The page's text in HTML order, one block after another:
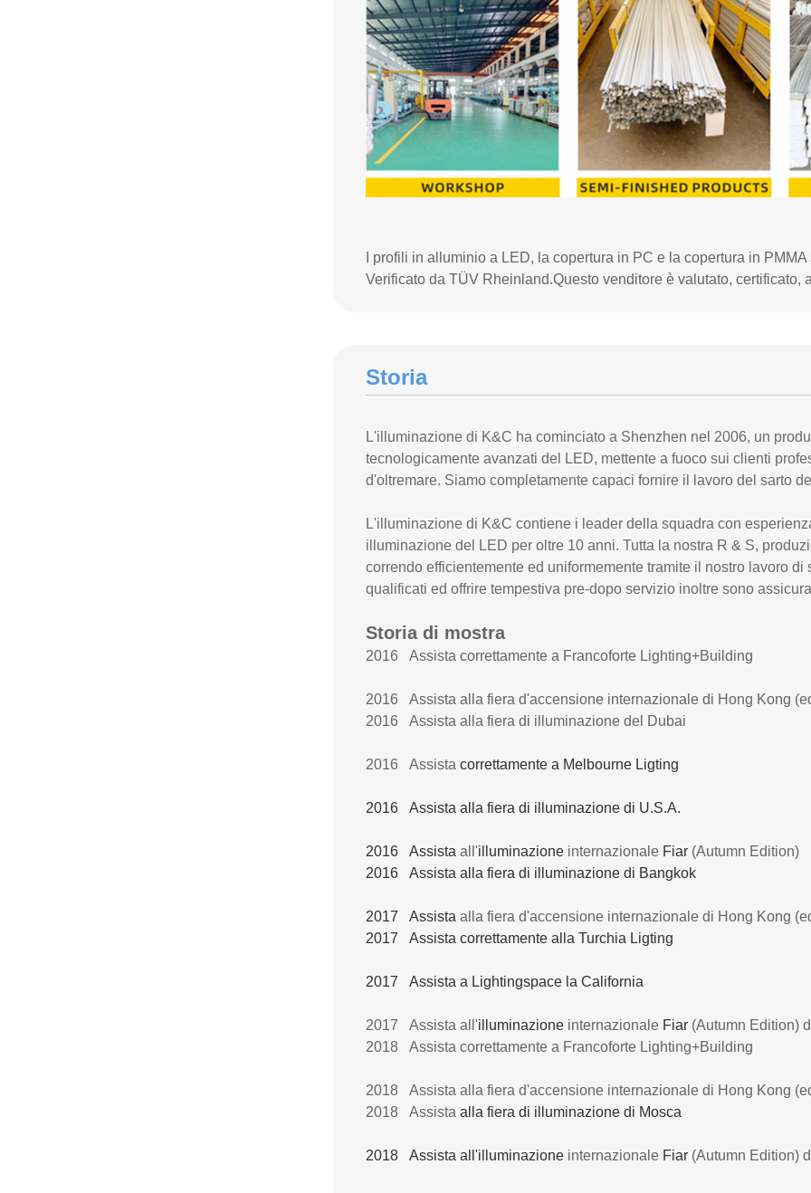
I profili in alluminio a LED, la copertura in PC e la copertura in
Verificato da TÜV Rheinland.Questo venditore è valutato,
Storia
L'illuminazione di K&C ha cominciato a Shenzhen nel 2006, un
tecnologicamente avanzati del LED, mettente a fuoco sui clienti
d'oltremare. Siamo completamente capaci fornire il lavoro del sarto
L'illuminazione di K&C contiene i leader della squadra con
illuminazione del LED per oltre 10 anni. Tutta la nostra R & S,
correndo efficientemente ed uniformemente tramite il nostro lavoro
qualificati ed offrire tempestiva pre-dopo servizio inoltre sono
Storia di mostra
2016 Assista correttamente a Francoforte Lighting+Building
2016 Assista alla fiera d'accensione internazionale di Hong Kong
2016 Assista alla fiera di illuminazione del Dubai
2016 Assista correttamente a Melbourne Ligting
2016 Assista alla fiera di illuminazione di U.S.A.
2016 Assista all'illuminazione internazionale Fiar (Autumn Edition)
2016 Assista alla fiera di illuminazione di Bangkok
2017 Assista alla fiera d'accensione internazionale di Hong Kong
2017 Assista correttamente alla Turchia Ligting
2017 Assista a Lightingspace la California
2017 Assista all'illuminazione internazionale Fiar (Autumn Edition)
2018 Assista correttamente a Francoforte Lighting+Building
2018 Assista alla fiera d'accensione internazionale di Hong Kong
2018 Assista alla fiera di illuminazione di Mosca
2018 Assista all'illuminazione internazionale Fiar (Autumn Edition)